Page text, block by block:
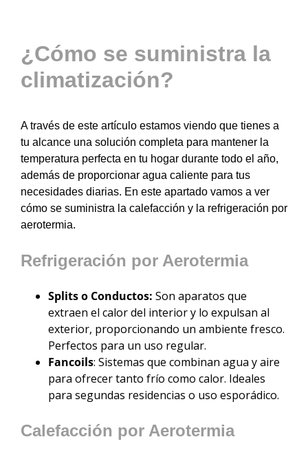
¿Cómo se suministra la
climatización?
A través de este artículo estamos viendo que tienes a
tu alcance una solución completa para mantener la
temperatura perfecta en tu hogar durante todo el año,
además de proporcionar agua caliente para tus
necesidades diarias. En este apartado vamos a ver
cómo se suministra la calefacción y la refrigeración por
aerotermia.
Refrigeración por Aerotermia
Splits o Conductos: Son aparatos que
extraen el calor del interior y lo expulsan al
exterior, proporcionando un ambiente fresco.
Perfectos para un uso regular.
Fancoils: Sistemas que combinan agua y aire
para ofrecer tanto frío como calor. Ideales
para segundas residencias o uso esporádico.
Calefacción por Aerotermia